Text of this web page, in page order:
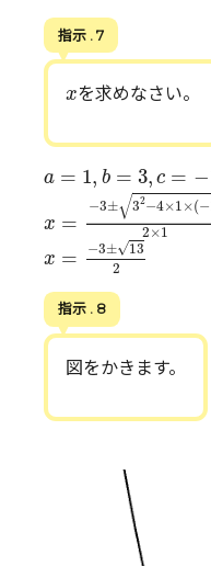
指示 . 7
x
xを求めなさい。
a = 1, b = 3, c = −
a b =3 =− 1
x =
−3±√32−4×1×(−
2×1
x 3± 3 −4×1×(−1
x = −3±√13
2
±13 2
指示 . 8
図をかきます。